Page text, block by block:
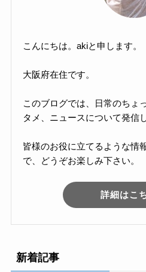
こんにちは。akiと申します。
大阪府在住です。
このブログでは、日常のちょ
タメ、ニュースについて発信
皆様のお役に立てるような情
で、どうぞお楽しみ下さい。
詳細はこ
新着記事